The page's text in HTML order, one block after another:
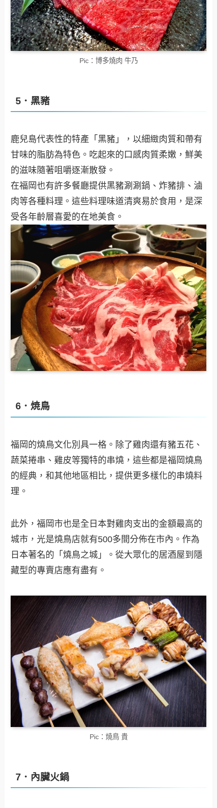
Pic：博多燒肉 牛乃
5．黑豬
鹿兒島代表性的特產「黑豬」，以細緻肉質和帶有
甘味的脂肪為特色。吃起來的口感肉質柔嫩，鮮美
的滋味隨著咀嚼逐漸散發。
在福岡也有許多餐廳提供黑豬涮涮鍋、炸豬排、滷
肉等各種料理。這些料理味道清爽易於食用，是深
受各年齡層喜愛的在地美食。
6．焼鳥
福岡的燒鳥文化別具一格。除了雞肉還有豬五花、
蔬菜捲串、雞皮等獨特的串燒，這些都是福岡燒鳥
的經典，和其他地區相比，提供更多樣化的串燒料
理。
此外，福岡市也是全日本對雞肉支出的金額最高的
城市，光是燒鳥店就有500多間分佈在市內。作為
日本著名的「燒鳥之城」。從大眾化的居酒屋到隱
藏型的專賣店應有盡有。
Pic：燒鳥 貴
7．內臟火鍋